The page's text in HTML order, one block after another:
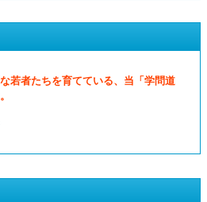
若者たちを育てている、当「学問道